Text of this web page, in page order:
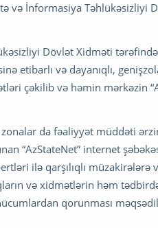
və İnformasiya Təhlükəsizliyi
Dövlət Xidməti
etibarlı və dayanıqlı,
çəkilib və həmin mərkəzin
da fəaliyyət müddəti
“AzStateNet” internet
ilə qarşılıqlı müzakirələrə
və xidmətlərin həm
qorunması